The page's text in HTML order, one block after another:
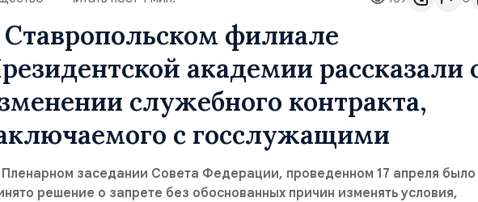
филиале
академии рассказали
служебного контракта,
с госслужащими
заседании Совета Федерации, проведенном 17 апреля было
решение о запрете без обоснованных причин изменять условия,